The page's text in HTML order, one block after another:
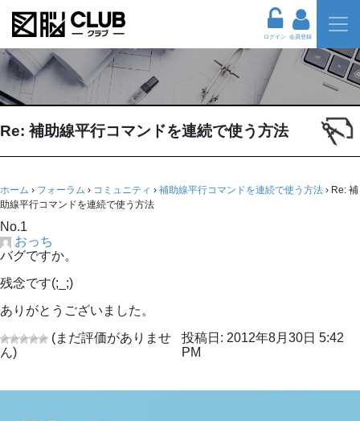
ログイン 会員登録
Re: 補助線平行コマンドを連続で使う方法
ホーム › フォーラム › コミュニティ › 補助線平行コマンドを連続で使う方法 › Re: 補
助線平行コマンドを連続で使う方法
No.1
おっち
バグですか。
残念です(;_;)
ありがとうございました。
(まだ評価がありませ
ん)
投稿日: 2012年8月30日 5:42
PM